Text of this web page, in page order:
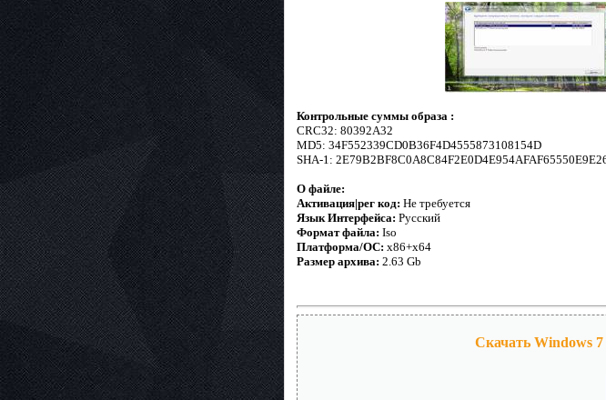
Контрольные суммы образа :
CRC32: 80392A32
MD5: 34F552339CD0B36F4D4555873108154D
SHA-1:
О файле:
Активация|рег код: Не требуется
Язык Интерфейса: Русский
Формат файла: Iso
Платформа/ОС: x86+x64
Размер архива: 2.63 Gb
Скачать Windows